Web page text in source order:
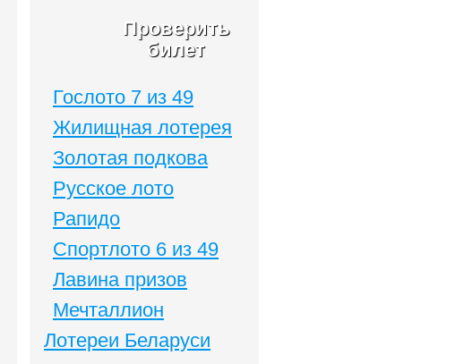
Проверить
билет
Гослото 7 из 49
Жилищная лотерея
Золотая подкова
Русское лото
Рапидо
Спортлото 6 из 49
Лавина призов
Мечталлион
Лотереи Беларуси